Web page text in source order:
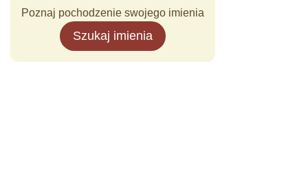
Poznaj pochodzenie swojego imienia
Szukaj imienia